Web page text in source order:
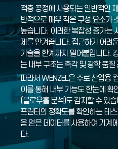
적층 공정에 사용되는 일반적인
반적으로 매우 작은 구성 요소가
높습니다. 이러한 복잡성 증가는
제를 안겨줍니다. 접근하기 어려
기술을 한계까지 밀어붙입니다.
는 내부 구조는 촉각 및 광학 품
따라서 WENZEL은 주로 산업용
이를 통해 내부 기능도 한눈에 확
(블로우홀 분석)도 감지할 수 있
프린터의 정확도를 확인하는 테
음 얻은 데이터를 사용하여 기계
다.